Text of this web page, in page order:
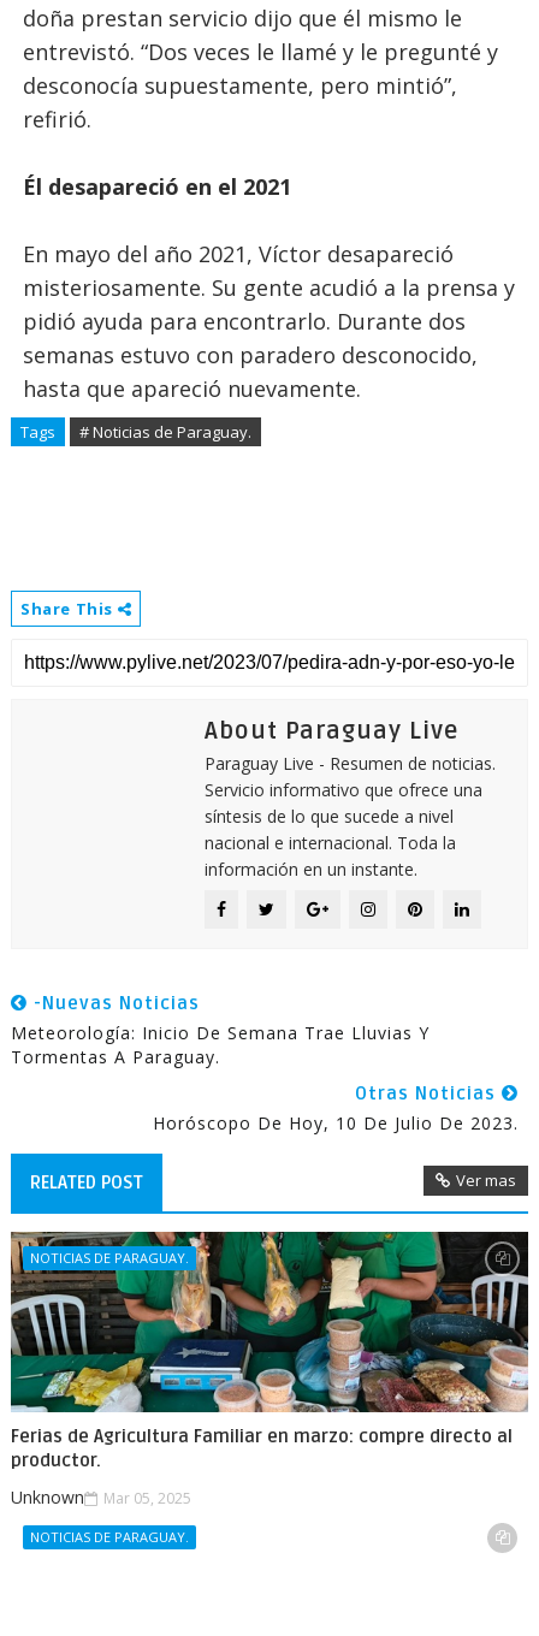
doña prestan servicio dijo que él mismo le
entrevistó. “Dos veces le llamé y le pregunté y
desconocía supuestamente, pero mintió”,
refirió.
Él desapareció en el 2021
En mayo del año 2021, Víctor desapareció
misteriosamente. Su gente acudió a la prensa y
pidió ayuda para encontrarlo. Durante dos
semanas estuvo con paradero desconocido,
hasta que apareció nuevamente.
Tags # Noticias de Paraguay.
Share This
About Paraguay Live
Paraguay Live - Resumen de noticias.
Servicio informativo que ofrece una
síntesis de lo que sucede a nivel
nacional e internacional. Toda la
información en un instante.
-Nuevas Noticias
Meteorología: Inicio De Semana Trae Lluvias Y
Tormentas A Paraguay.
Otras Noticias
Horóscopo De Hoy, 10 De Julio De 2023.
RELATED POST Ver mas
NOTICIAS DE PARAGUAY.
Ferias de Agricultura Familiar en marzo: compre directo al
productor.
Unknown Mar 05, 2025
NOTICIAS DE PARAGUAY.